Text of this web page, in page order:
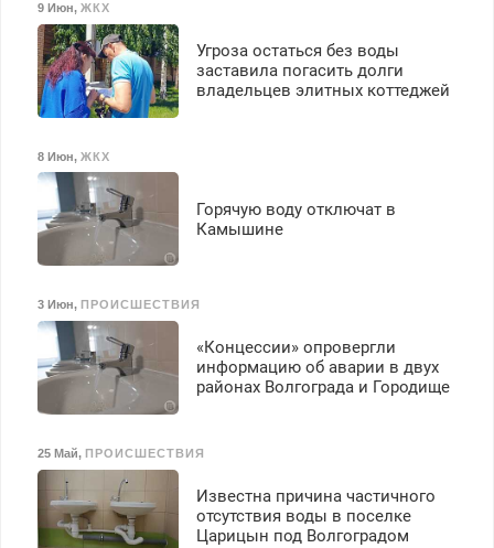
9 Июн, ЖКХ
Угроза остаться без воды
заставила погасить долги
владельцев элитных коттеджей
8 Июн, ЖКХ
Горячую воду отключат в
Камышине
3 Июн, ПРОИСШЕСТВИЯ
«Концессии» опровергли
информацию об аварии в двух
районах Волгограда и Городище
25 Май, ПРОИСШЕСТВИЯ
Известна причина частичного
отсутствия воды в поселке
Царицын под Волгоградом